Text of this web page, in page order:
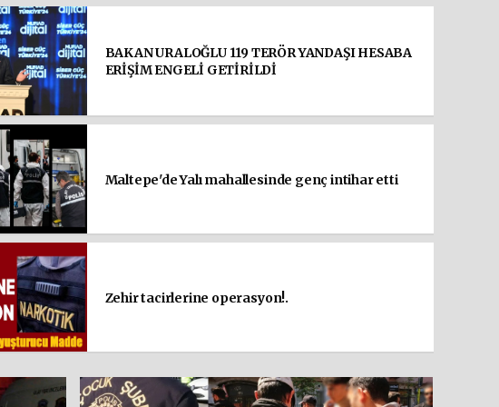
BAKAN URALOĞLU 119 TERÖR YANDAŞI HESABA
ERİŞİM ENGELİ GETİRİLDİ
Maltepe'de Yalı mahallesinde genç intihar etti
Zehir tacirlerine operasyon!.